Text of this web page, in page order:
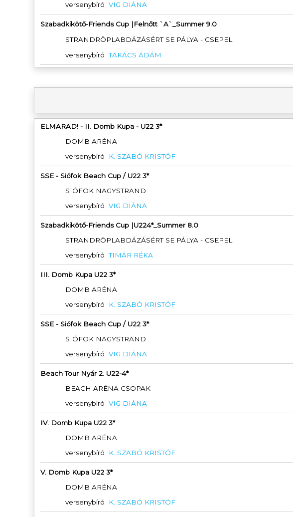
versenybíró VIG DIÁNA
Szabadkikötő-Friends Cup |Felnőtt `A`_Summer 9.0
STRANDRÖPLABDÁZÁSÉRT SE PÁLYA - CSEPEL
versenybíró TAKÁCS ÁDÁM
ELMARAD! - II. Domb Kupa - U22 3*
DOMB ARÉNA
versenybíró K. SZABÓ KRISTÓF
SSE - Siófok Beach Cup / U22 3*
SIÓFOK NAGYSTRAND
versenybíró VIG DIÁNA
Szabadkikötő-Friends Cup |U224*_Summer 8.0
STRANDRÖPLABDÁZÁSÉRT SE PÁLYA - CSEPEL
versenybíró TIMÁR RÉKA
III. Domb Kupa U22 3*
DOMB ARÉNA
versenybíró K. SZABÓ KRISTÓF
SSE - Siófok Beach Cup / U22 3*
SIÓFOK NAGYSTRAND
versenybíró VIG DIÁNA
Beach Tour Nyár 2. U22-4*
BEACH ARÉNA CSOPAK
versenybíró VIG DIÁNA
IV. Domb Kupa U22 3*
DOMB ARÉNA
versenybíró K. SZABÓ KRISTÓF
V. Domb Kupa U22 3*
DOMB ARÉNA
versenybíró K. SZABÓ KRISTÓF